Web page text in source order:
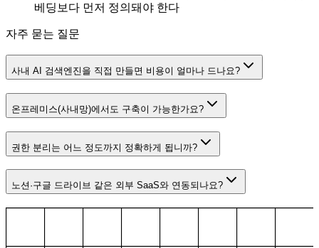
베딩보다 먼저 정의돼야 한다
자주 묻는 질문
사내 AI 검색엔진을 직접 만들면 비용이 얼마나 드나요?
온프레미스(사내망)에서도 구축이 가능한가요?
권한 분리는 어느 정도까지 정확하게 됩니까?
노션·구글 드라이브 같은 외부 SaaS와 연동되나요?